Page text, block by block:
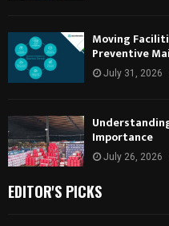
Moving
Preventive
July 31, 2026
Importance
July 26, 2026
EDITOR'S PICKS